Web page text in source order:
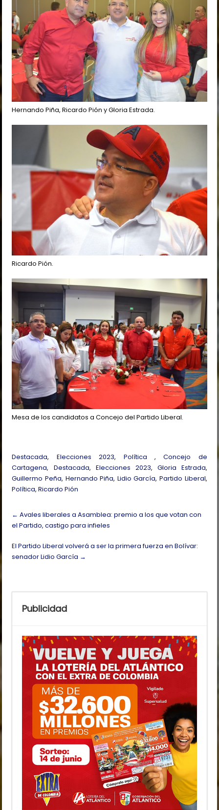
Hernando Piña, Ricardo Pión y Gloria Estrada.
Ricardo Pión.
Mesa de los candidatos a Concejo del Partido Liberal.
Destacada, Elecciones 2023, Política ,Concejo de
Cartagena, Destacada, Elecciones 2023, Gloria Estrada,
Guillermo Peña, Hernando Piña, Lidio García, Partido Liberal,
Política,Ricardo Pión
Post
navigation
← Avales liberales a Asamblea: premio a los que votan con
el Partido, castigo para infieles
El Partido Liberal volverá a ser la primera fuerza en Bolívar:
senador Lidio García →
Publicidad